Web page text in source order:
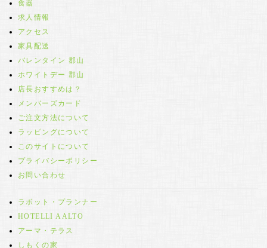
食器
求人情報
アクセス
家具配送
バレンタイン 郡山
ホワイトデー 郡山
店長おすすめは？
メンバーズカード
ご注文方法について
ラッピングについて
このサイトについて
プライバシーポリシー
お問い合わせ
ラボット・プランナー
HOTELLI AALTO
アーマ・テラス
しもくの家